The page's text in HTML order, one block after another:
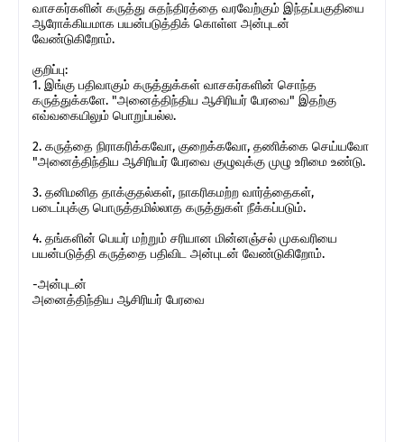
வாசகர்களின் கருத்து சுதந்திரத்தை வரவேற்கும் இந்தப்பகுதியை
ஆரோக்கியமாக பயன்படுத்திக் கொள்ள அன்புடன்
வேண்டுகிறோம்.
குறிப்பு:
1. இங்கு பதிவாகும் கருத்துக்கள் வாசகர்களின் சொந்த
கருத்துக்களே. "அனைத்திந்திய ஆசிரியர் பேரவை" இதற்கு
எவ்வகையிலும் பொறுப்பல்ல.
2. கருத்தை நிராகரிக்கவோ, குறைக்கவோ, தணிக்கை செய்யவோ
"அனைத்திந்திய ஆசிரியர் பேரவை குழுவுக்கு முழு உரிமை உண்டு.
3. தனிமனித தாக்குதல்கள், நாகரிகமற்ற வார்த்தைகள்,
படைப்புக்கு பொருத்தமில்லாத கருத்துகள் நீக்கப்படும்.
4. தங்களின் பெயர் மற்றும் சரியான மின்னஞ்சல் முகவரியை
பயன்படுத்தி கருத்தை பதிவிட அன்புடன் வேண்டுகிறோம்.
-அன்புடன்
அனைத்திந்திய ஆசிரியர் பேரவை